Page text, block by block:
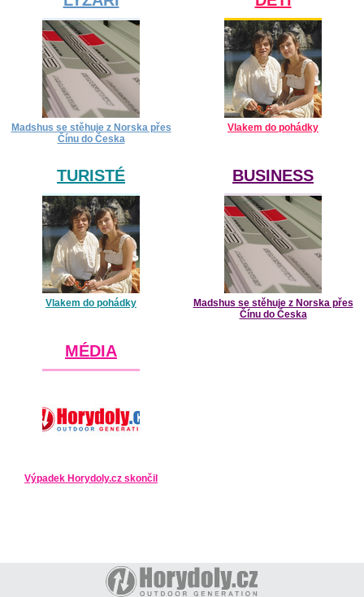
Madshus se stěhuje z Norska přes
Čínu do Česka
Vlakem do pohádky
TURISTÉ
Vlakem do pohádky
BUSINESS
Madshus se stěhuje z Norska přes
Čínu do Česka
MÉDIA
Výpadek Horydoly.cz skončil